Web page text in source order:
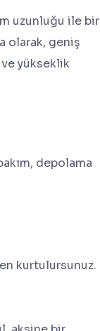
uzunluğu ile bir
olarak, geniş
yükseklik
depolama
kurtulursunuz.